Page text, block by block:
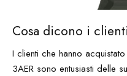
Cosa dicono i clienti
I clienti che hanno
3AER sono entusiasti delle